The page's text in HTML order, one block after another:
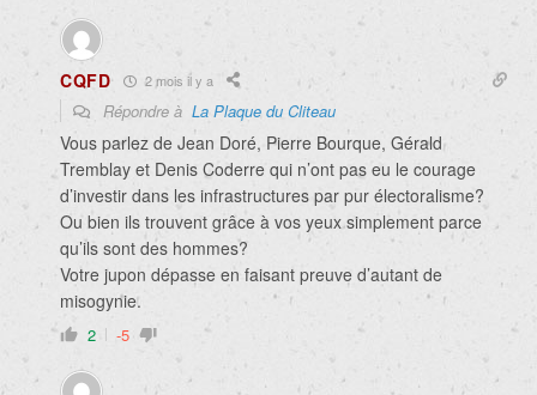
CQFD 2 mois il y a
Répondre à La Plaque du Cliteau
Vous parlez de Jean Doré, Pierre Bourque, Gérald
Tremblay et Denis Coderre qui n’ont pas eu le courage
d’investir dans les infrastructures par pur électoralisme?
Ou bien ils trouvent grâce à vos yeux simplement parce
qu’ils sont des hommes?
Votre jupon dépasse en faisant preuve d’autant de
misogynie.
2 -5